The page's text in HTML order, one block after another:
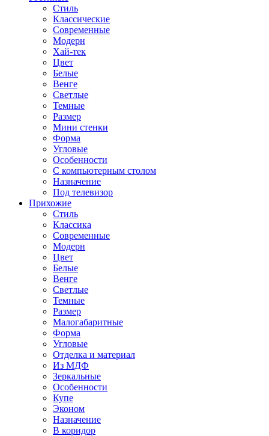
Стиль
Классические
Современные
Модерн
Хай-тек
Цвет
Белые
Венге
Светлые
Темные
Размер
Мини стенки
Форма
Угловые
Особенности
С компьютерным столом
Назначение
Под телевизор
Прихожие
Стиль
Классика
Современные
Модерн
Цвет
Белые
Венге
Светлые
Темные
Размер
Малогабаритные
Форма
Угловые
Отделка и материал
Из МДФ
Зеркальные
Особенности
Купе
Эконом
Назначение
В коридор